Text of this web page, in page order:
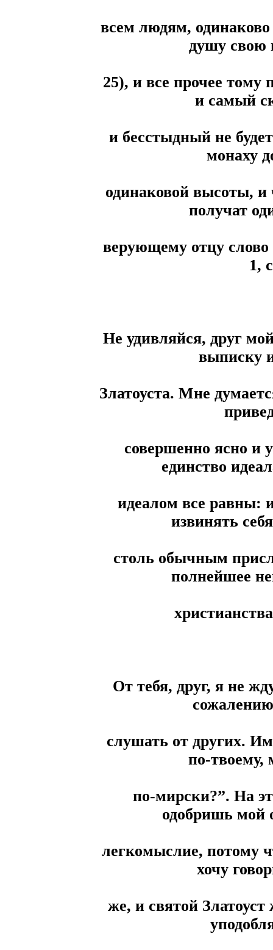
всем людям,
душу свою
25), и все прочее тому
и самый
и бесстыдный не
монаху
одинаковой высоты, и
получат
верующему отцу
1,
Не удивляйся, друг
выписку
Златоуста. Мне
совершенно ясно и
единство
идеалом все равны:
извинять
столь обычным
полнейшее
От тебя, друг, я не
слушать от других.
по-твоему,
по-мирски?”. На
одобришь мой
легкомыслие, потому
хочу
же, и святой